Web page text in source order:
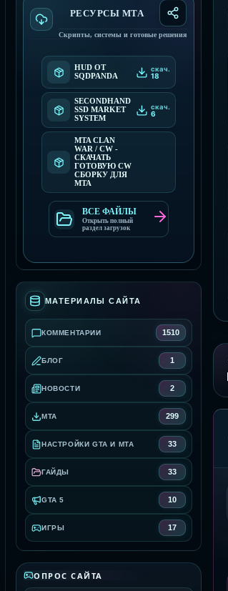
РЕСУРСЫ МТА
Скрипты, системы и готовые решения
HUD ОТ
SQDPANDA
скач.
18
SECONDHAND
SSD MARKET
SYSTEM
скач.
6
MTA CLAN
WAR / CW -
СКАЧАТЬ
ГОТОВУЮ CW
СБОРКУ ДЛЯ
MTA
ВСЕ ФАЙЛЫ
Открыть полный
раздел загрузок
МАТЕРИАЛЫ САЙТА
КОММЕНТАРИИ 1510
БЛОГ 1
НОВОСТИ 2
MTA 299
НАСТРОЙКИ GTA И MTA 33
ГАЙДЫ 33
GTA 5 10
ИГРЫ 17
ОПРОС САЙТА